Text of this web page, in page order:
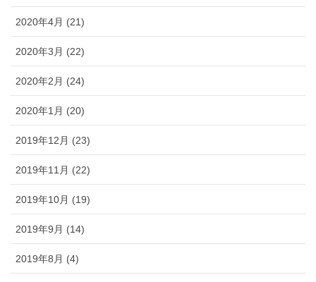
2020年4月 (21)
2020年3月 (22)
2020年2月 (24)
2020年1月 (20)
2019年12月 (23)
2019年11月 (22)
2019年10月 (19)
2019年9月 (14)
2019年8月 (4)